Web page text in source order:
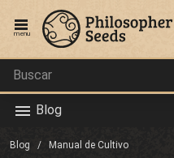
Blog
menu
Blog Manual de Cultivo